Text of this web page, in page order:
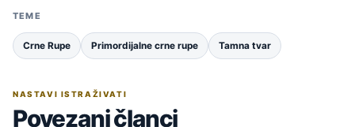
TEME
Crne Rupe Primordijalne crne rupe Tamna tvar
NASTAVI ISTRAŽIVATI
Povezani članci